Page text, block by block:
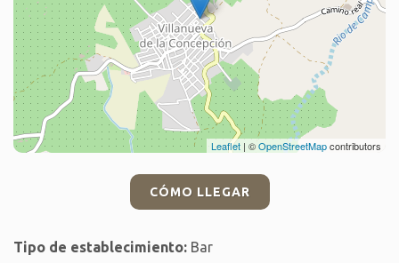
Leaflet | ©OpenStreetMapcontributors
CÓMO LLEGAR
Tipo de establecimiento: Bar